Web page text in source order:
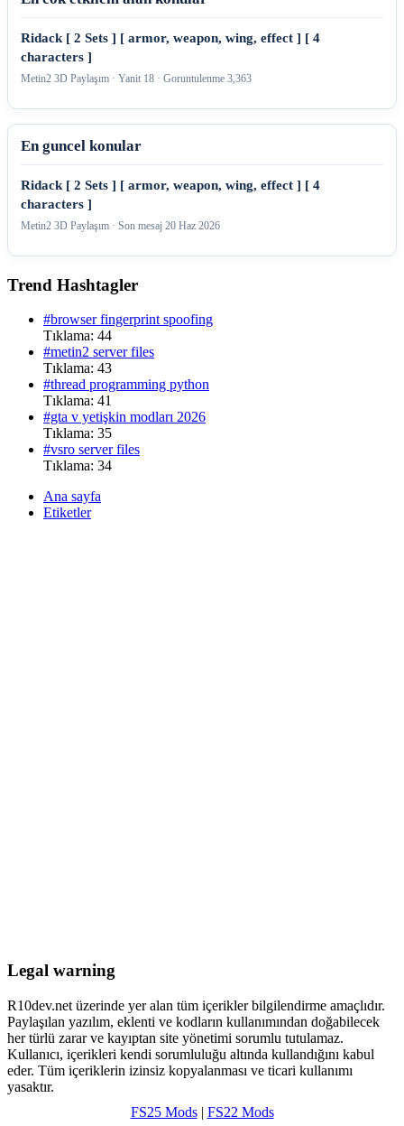
Ridack [ 2 Sets ] [ armor, weapon, wing, effect ] [ 4
characters ]
Metin2 3D Paylaşım · Yanit 18 · Goruntulenme 3,363
En guncel konular
Ridack [ 2 Sets ] [ armor, weapon, wing, effect ] [ 4
characters ]
Metin2 3D Paylaşım · Son mesaj 20 Haz 2026
Trend Hashtagler
#browser fingerprint spoofing
Tıklama: 44
#metin2 server files
Tıklama: 43
#thread programming python
Tıklama: 41
#gta v yetişkin modları 2026
Tıklama: 35
#vsro server files
Tıklama: 34
Ana sayfa
Etiketler
Legal warning
R10dev.net üzerinde yer alan tüm içerikler bilgilendirme amaçlıdır.
Paylaşılan yazılım, eklenti ve kodların kullanımından doğabilecek
her türlü zarar ve kayıptan site yönetimi sorumlu tutulamaz.
Kullanıcı, içerikleri kendi sorumluluğu altında kullandığını kabul
eder. Tüm içeriklerin izinsiz kopyalanması ve ticari kullanımı
yasaktır.
FS25 Mods| FS22 Mods